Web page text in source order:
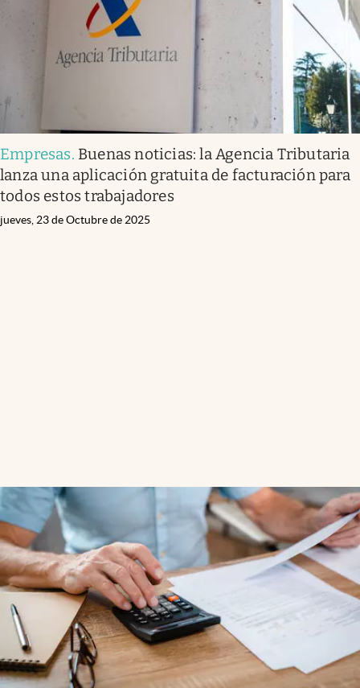
Empresas. Buenas noticias: la Agencia Tributaria
lanza una aplicación gratuita de facturación para
todos estos trabajadores
jueves, 23 de Octubre de 2025